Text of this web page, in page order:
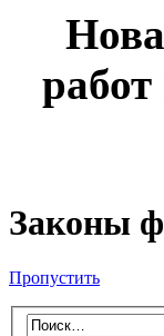
Законы
Пропустить